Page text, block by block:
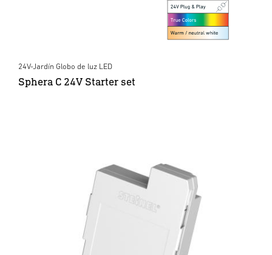
24V-Jardín Globo de luz LED
Sphera C 24V Starter set